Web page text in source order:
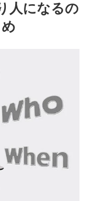
人になるの